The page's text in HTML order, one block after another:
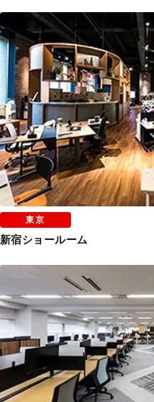
東京
新宿ショールーム